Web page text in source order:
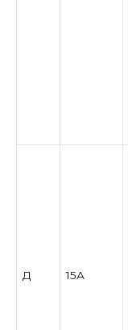
Д 15А